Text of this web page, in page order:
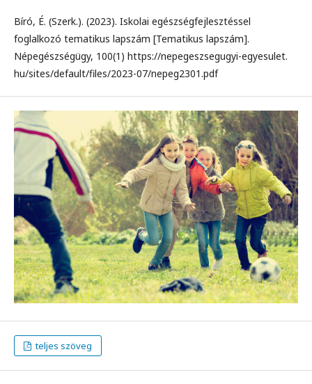
Bíró, É. (Szerk.). (2023). Iskolai egészségfejlesztéssel
foglalkozó tematikus lapszám [Tematikus lapszám].
Népegészségügy, 100(1) https://nepegeszsegugyi-egyesulet.
hu/sites/default/files/2023-07/nepeg2301.pdf
teljes szöveg